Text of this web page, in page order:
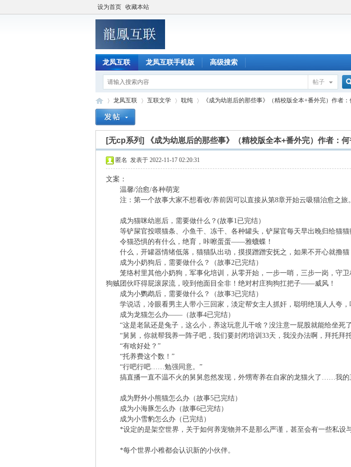
设为首页 收藏本站
龙凤互联 龙凤互联手机版 高级搜索
帖子
索
龙凤互联
›
互联文学
›
耽纯
›
《成为幼崽后的那些事》（精校版全本+番外完）作者：
[无cp系列] 《成为幼崽后的那些事》（精校版全本+番外完）作者：
匿名 发表于 2022-11-17 02:20:31
文案：
温馨/治愈/各种萌宠
注：第一个故事大家不想看收/养前因可以直接从第8章开始云吸猫治愈之旅。
成为猫咪幼崽后，需要做什么？(故事1已完结）
等铲屎官投喂猫条、小鱼干、冻干、各种罐头，铲屎官每天早出晚归给猫
令猫恐惧的有什么，绝育，咔嚓蛋蛋——雅蠛蝶！
什么，开罐器情绪低落，猫猫队出动，摸摸蹭蹭安抚之，如果不开心就撸猫
成为小奶狗后，需要做什么？（故事2已完结）
笼络村里其他小奶狗，军事化培训，从零开始，一步一哨，三步一岗，守卫
狗贼团伙吓得屁滚尿流，咬到他面目全非！绝对村庄狗狗扛把子——威风！
成为小鹦鹉后，需要做什么？（故事3已完结）
学说话，冷眼看男主人带小三回家，淡定帮女主人抓奸，聪明绝顶人人夸，
成为龙猫怎么办——（故事4已完结）
“这是老鼠还是兔子，这么小，养这玩意儿干啥？没注意一屁股就能给坐死
“舅舅，你就帮我养一阵子吧，我们要封闭培训33天，我没办法啊，拜托拜
“有啥好处？”
“托养费这个数！”
“行吧行吧……勉强同意。”
搞直播一直不温不火的舅舅忽然发现，外甥寄养在自家的龙猫火了……我的
成为野外小熊猫怎么办（故事5已完结）
成为小海豚怎么办（故事6已完结）
成为小雪豹怎么办（已完结）
*设定的是架空世界，关于如何养宠物并不是那么严谨，甚至会有一些私设
*每个世界小稚都会认识新的小伙伴。